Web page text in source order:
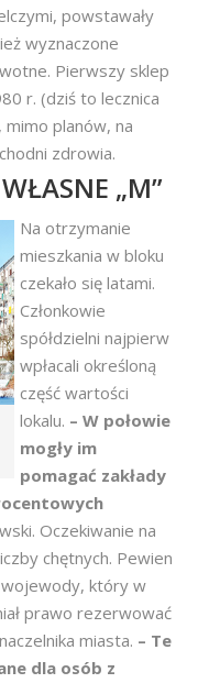
powstawały
wyznaczone
Pierwszy sklep
r. (dziś to lecznica
planów, na
zdrowia.
„M”
Na otrzymanie
mieszkania w bloku
czekało się latami.
Członkowie
spółdzielni najpierw
wpłacali określoną
część wartości
lokalu. – W połowie
mogły im
pomagać zakłady
Oczekiwanie na
chętnych. Pewien
wojewody, który w
prawo rezerwować
miasta. – Te
dla osób z